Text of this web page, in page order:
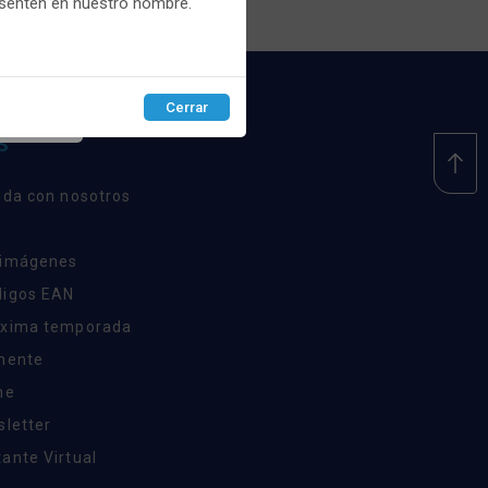
con nosotros
EAN
temporada
Virtual
Cerrar